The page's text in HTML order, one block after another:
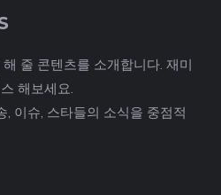
줄 콘텐츠를 소개합니다. 재미
해보세요.
, 이슈, 스타들의 소식을 중점적